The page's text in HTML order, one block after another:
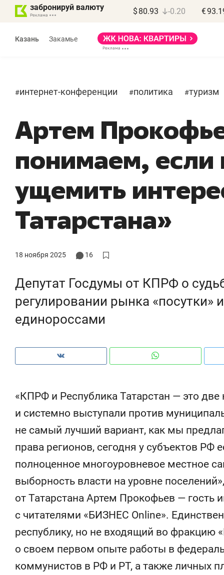
забронируй валюту $ 80.93 -0.20 €
Казань Закамье
#интернет-конференции #политика #туризм
Артем
понимаем, если
ущемить
Татарстана»
18 ноября 2025 16
Депутат Госдумы от КПРФ о
регулировании рынка «посутки»
единороссами
«КПРФ и Республика Татарстан — это
и системно выступали против
не самый лучший вариант, как мы
права регионов, сегодня у субъектов РФ
полноценное многоуровневое местное
выборность власти на уровне
от Татарстана Артем Прокофьев — гость
с читателями «БИЗНЕС Online».
республику, но не входящий во фракцию
о своем первом опыте работы в
коммунистов в РФ и РТ, а также личных
Опыт выживания в дикой
природе, работа
с ментальным и физическим
состоянием как основа
антихрупких команд
Мексика,
и вагон с
в
«Гонка